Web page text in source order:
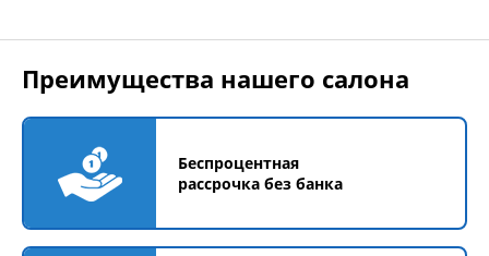
Преимущества нашего салона
Беспроцентная
рассрочка без банка